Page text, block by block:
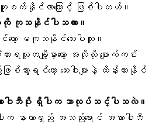
း ကူးစက်နိုင်တာကြောင့် ဖြစ်ပါတယ်။
းကို ကုသနိုင်ပါသလား။
တော့ မကုသနိုင်သေးပါဘူး။
းရသူတချို့မှာတော့ အလိုလို ပျောက်ကင်း
းရင်တော့ ဆေးဝါးများနဲ့ ထိန်းထားနိုင်
းဝါဘီပိုး ရှိပါက ဘာလုပ်သင့်ပါသလဲ။
ာတာရှည် အသည်းရောင် အသားဝါဘီ